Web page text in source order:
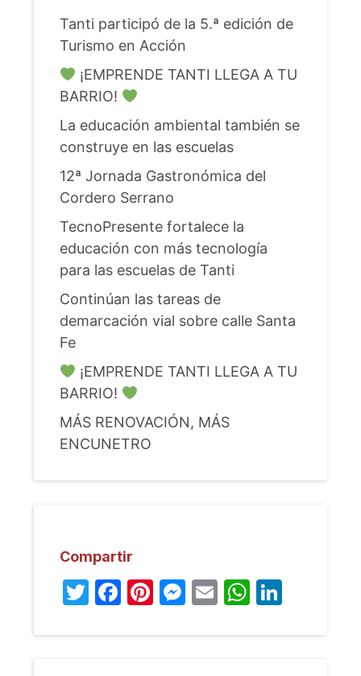
Tanti participó de la 5.ª edición de
Turismo en Acción
¡EMPRENDE TANTI LLEGA A TU
BARRIO!
La educación ambiental también se
construye en las escuelas
12ª Jornada Gastronómica del
Cordero Serrano
TecnoPresente fortalece la
educación con más tecnología
para las escuelas de Tanti
Continúan las tareas de
demarcación vial sobre calle Santa
Fe
¡EMPRENDE TANTI LLEGA A TU
BARRIO!
MÁS RENOVACIÓN, MÁS
ENCUNETRO
Compartir
Twitter
Facebook
Pinterest
Messenger
Email